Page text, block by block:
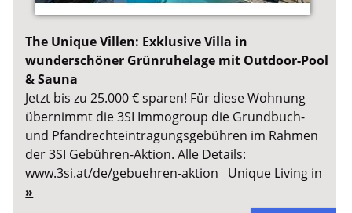
The Unique Villen: Exklusive Villa in
wunderschöner Grünruhelage mit Outdoor-Pool
& Sauna
Jetzt bis zu 25.000 € sparen! Für diese Wohnung
übernimmt die 3SI Immogroup die Grundbuch-
und Pfandrechteintragungsgebühren im Rahmen
der 3SI Gebühren-Aktion. Alle Details:
www.3si.at/de/gebuehren-aktion Unique Living in
»